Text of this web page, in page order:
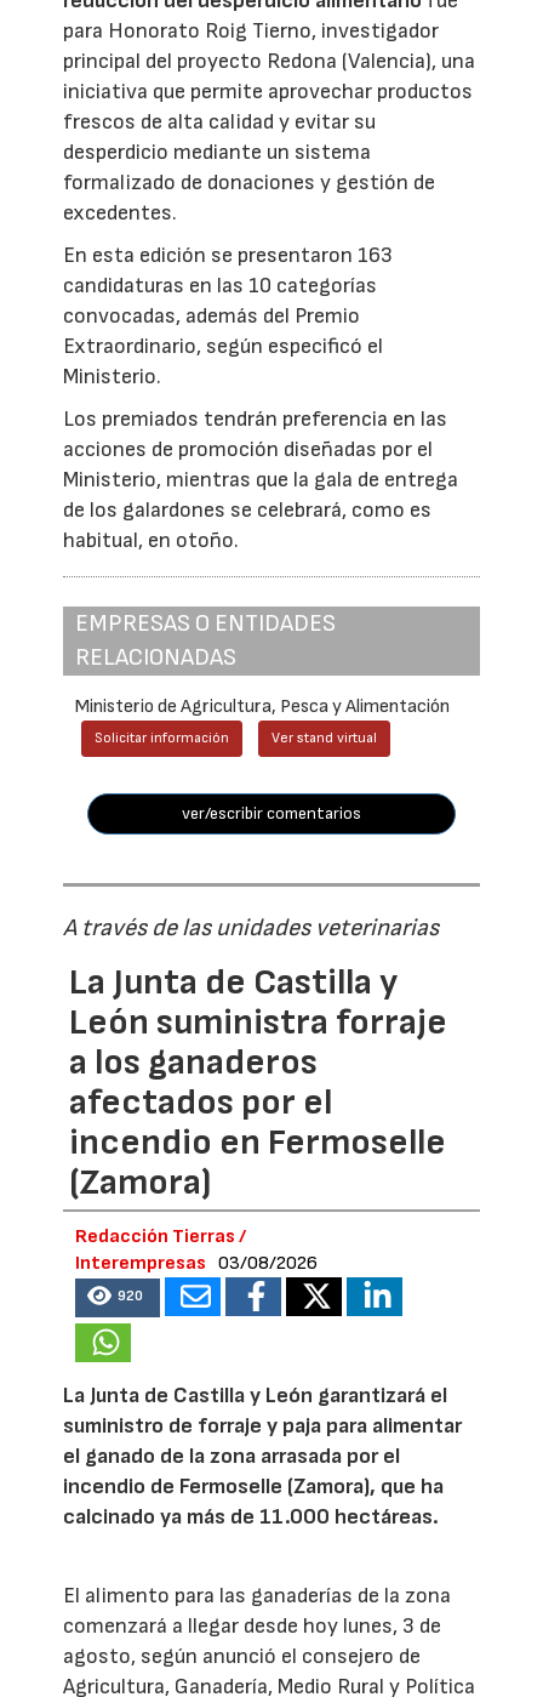
para Honorato Roig Tierno, investigador
principal del proyecto Redona (Valencia), una
iniciativa que permite aprovechar productos
frescos de alta calidad y evitar su
desperdicio mediante un sistema
formalizado de donaciones y gestión de
excedentes.
En esta edición se presentaron 163
candidaturas en las 10 categorías
convocadas, además del Premio
Extraordinario, según especificó el
Ministerio.
Los premiados tendrán preferencia en las
acciones de promoción diseñadas por el
Ministerio, mientras que la gala de entrega
de los galardones se celebrará, como es
habitual, en otoño.
EMPRESAS O ENTIDADES
RELACIONADAS
Ministerio de Agricultura, Pesca y Alimentación
Solicitar información Ver stand virtual
ver/escribir comentarios
A través de las unidades veterinarias
La Junta de Castilla y
León suministra forraje
a los ganaderos
afectados por el
incendio en Fermoselle
(Zamora)
Redacción Tierras /
Interempresas
03/08/2026
920
La Junta de Castilla y León garantizará el
suministro de forraje y paja para alimentar
el ganado de la zona arrasada por el
incendio de Fermoselle (Zamora), que ha
calcinado ya más de 11.000 hectáreas.
El alimento para las ganaderías de la zona
comenzará a llegar desde hoy lunes, 3 de
agosto, según anunció el consejero de
Agricultura, Ganadería, Medio Rural y Política